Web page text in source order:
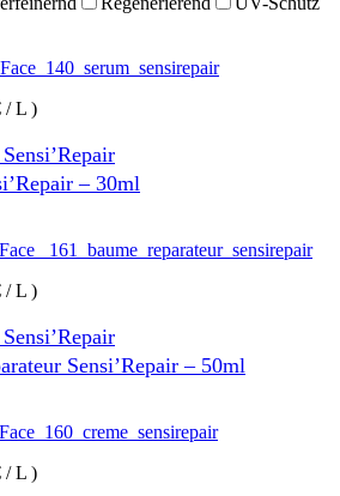
/ L )
– 30ml
/ L )
Sensi’Repair – 50ml
/ L )